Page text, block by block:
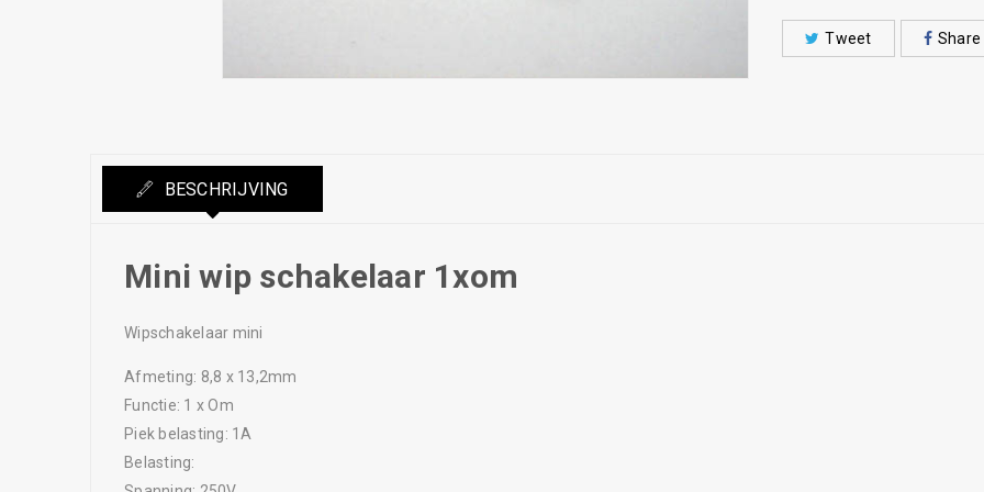
Tweet Share
BESCHRIJVING
Mini wip schakelaar 1xom
Wipschakelaar mini
Afmeting: 8,8 x 13,2mm
Functie: 1 x Om
Piek belasting: 1A
Belasting: